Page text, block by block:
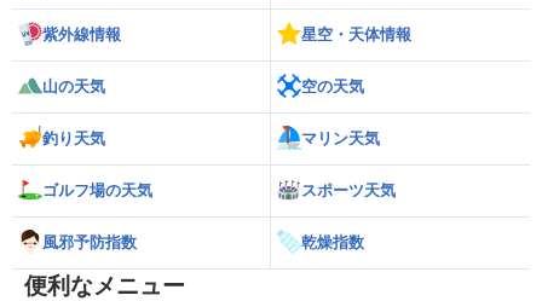
紫外線情報 星空・天体情報
山の天気 空の天気
釣り天気 マリン天気
ゴルフ場の天気 スポーツ天気
風邪予防指数 乾燥指数
便利なメニュー